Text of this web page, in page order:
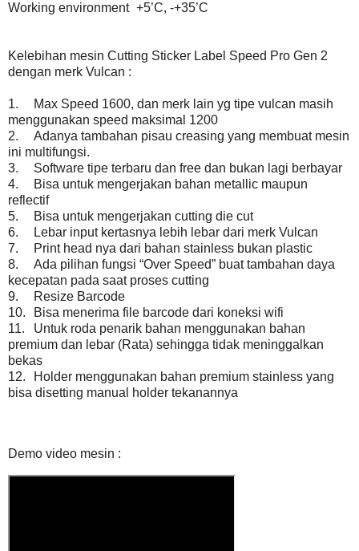
Working environment +5’C, -+35’C
Kelebihan mesin Cutting Sticker Label Speed Pro Gen 2
dengan merk Vulcan :
1.
Max Speed 1600, dan merk lain yg tipe vulcan masih
menggunakan speed maksimal 1200
2.
Adanya tambahan pisau creasing yang membuat mesin
ini multifungsi.
3.
Software tipe terbaru dan free dan bukan lagi berbayar
4.
Bisa untuk mengerjakan bahan metallic maupun
reflectif
5.
Bisa untuk mengerjakan cutting die cut
6.
Lebar input kertasnya lebih lebar dari merk Vulcan
7.
Print head nya dari bahan stainless bukan plastic
8.
Ada pilihan fungsi “Over Speed” buat tambahan daya
kecepatan pada saat proses cutting
9.
Resize Barcode
10.
Bisa menerima file barcode dari koneksi wifi
11.
Untuk roda penarik bahan menggunakan bahan
premium dan lebar (Rata) sehingga tidak meninggalkan
bekas
12.
Holder menggunakan bahan premium stainless yang
bisa disetting manual holder tekanannya
Demo video mesin :